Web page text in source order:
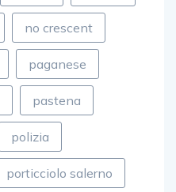
no crescent
paganese
pastena
polizia
porticciolo salerno